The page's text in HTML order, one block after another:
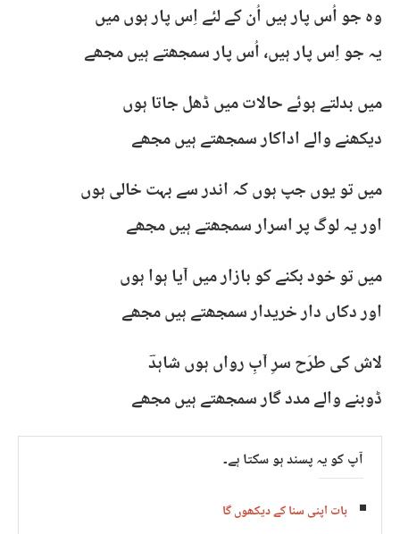
وہ جو اُس پار ہیں اُن کے لئے اِس پار ہوں میں
یہ جو اِس پار ہیں، اُس پار سمجھتے ہیں مجھے
میں بدلتے ہوئے حالات میں ڈھل جاتا ہوں
دیکھنے والے اداکار سمجھتے ہیں مجھے
میں تو یوں جپ ہوں کہ اندر سے بہت خالی ہوں
اور یہ لوگ پر اسرار سمجھتے ہیں مجھے
میں تو خود بکنے کو بازار میں آیا ہوا ہوں
اور دکاں دار خریدار سمجھتے ہیں مجھے
لاش کی طرَح سرِ آبِ رواں ہوں شاہدؔ
ڈوبنے والے مدد گار سمجھتے ہیں مجھے
آپ کو یہ پسند ہو سکتا ہے۔
بات اپنی سنا کے دیکھوں گا